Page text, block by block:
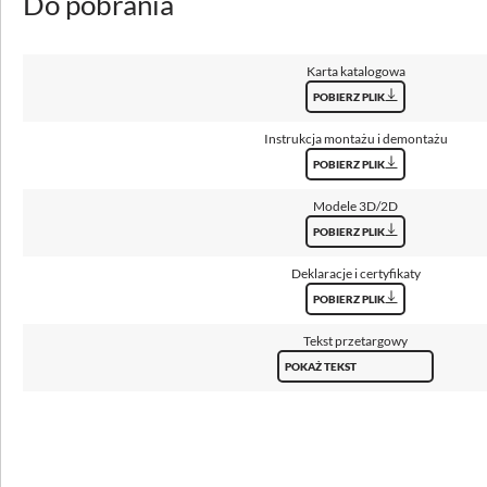
Karta katalogowa
POBIERZ PLIK
Instrukcja montażu i demontażu
POBIERZ PLIK
Modele 3D/2D
POBIERZ PLIK
Deklaracje i certyfikaty
POBIERZ PLIK
Tekst przetargowy
POKAŻ TEKST
Sposób świecenia